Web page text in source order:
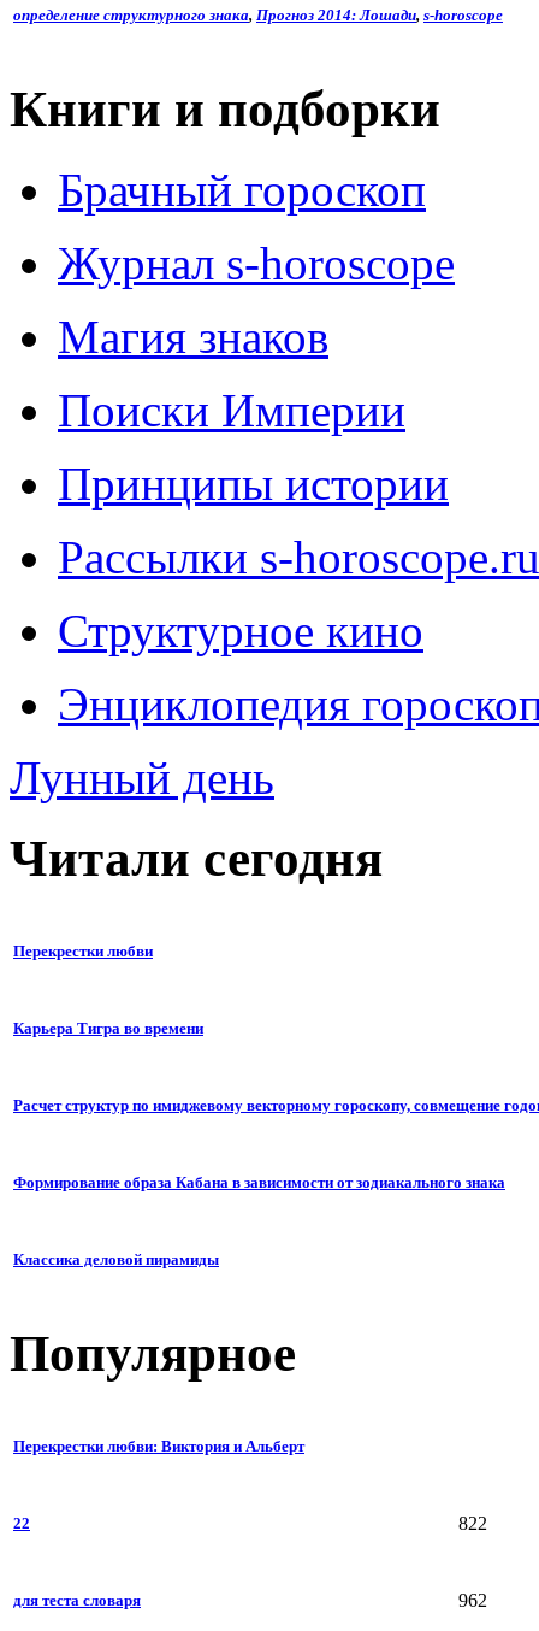
определение структурного знака, Прогноз 2014: Лошади, s-horoscope
Книги и подборки
Брачный гороскоп
Журнал s-horoscope
Магия знаков
Поиски Империи
Принципы истории
Рассылки s-horoscope.ru
Структурное кино
Энциклопедия
Лунный день
Читали сегодня
Перекрестки любви
Карьера Тигра во времени
Расчет структур по имиджевому векторному гороскопу, совмещение
Формирование образа Кабана в зависимости от зодиакального знака
Классика деловой пирамиды
Популярное
Перекрестки любви: Виктория и Альберт
22 822
для теста словаря 962